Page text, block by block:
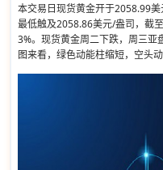
本交易日现货黄金开于2058.99
最低触及2058.86美元/盎司，截
3%。现货黄金周二下跌，周三
图来看，绿色动能柱缩短，空头